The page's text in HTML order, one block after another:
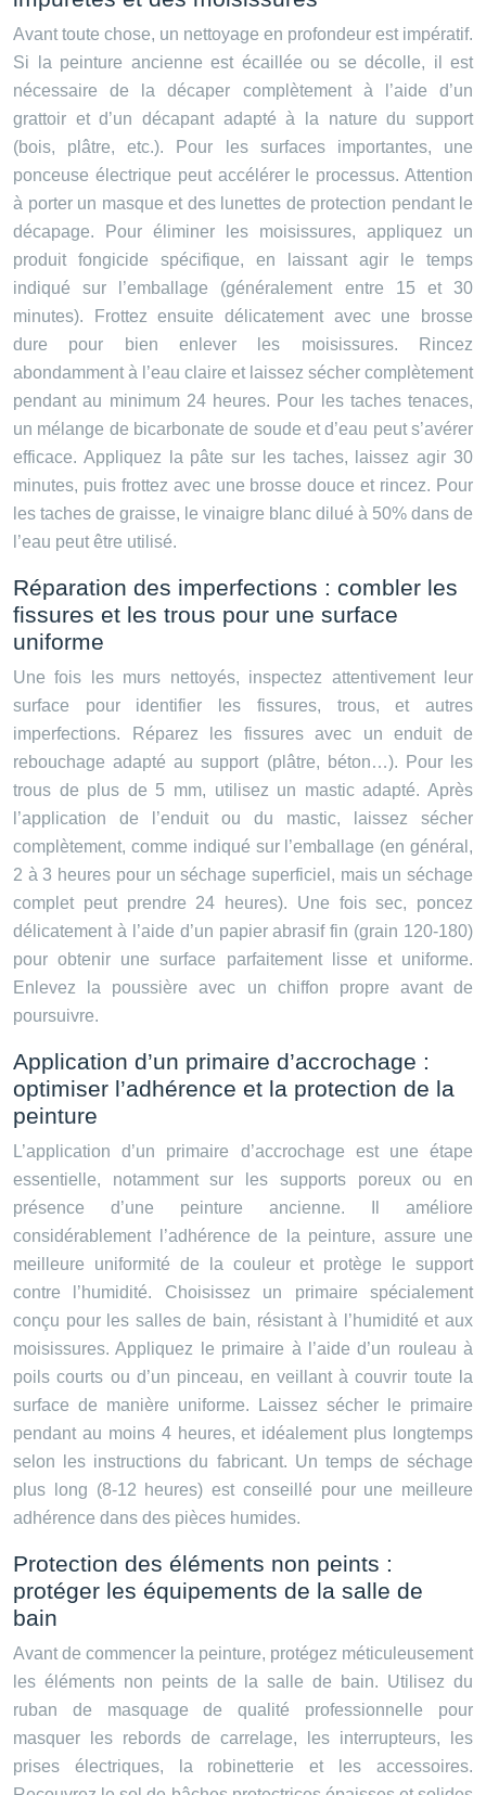
Avant toute chose, un nettoyage en profondeur est impératif.
Si la peinture ancienne est écaillée ou se décolle, il est
nécessaire de la décaper complètement à l’aide d’un
grattoir et d’un décapant adapté à la nature du support
(bois, plâtre, etc.). Pour les surfaces importantes, une
ponceuse électrique peut accélérer le processus. Attention
à porter un masque et des lunettes de protection pendant le
décapage. Pour éliminer les moisissures, appliquez un
produit fongicide spécifique, en laissant agir le temps
indiqué sur l’emballage (généralement entre 15 et 30
minutes). Frottez ensuite délicatement avec une brosse
dure pour bien enlever les moisissures. Rincez
abondamment à l’eau claire et laissez sécher complètement
pendant au minimum 24 heures. Pour les taches tenaces,
un mélange de bicarbonate de soude et d’eau peut s’avérer
efficace. Appliquez la pâte sur les taches, laissez agir 30
minutes, puis frottez avec une brosse douce et rincez. Pour
les taches de graisse, le vinaigre blanc dilué à 50% dans de
l’eau peut être utilisé.
Réparation des imperfections : combler les
fissures et les trous pour une surface
uniforme
Une fois les murs nettoyés, inspectez attentivement leur
surface pour identifier les fissures, trous, et autres
imperfections. Réparez les fissures avec un enduit de
rebouchage adapté au support (plâtre, béton…). Pour les
trous de plus de 5 mm, utilisez un mastic adapté. Après
l’application de l’enduit ou du mastic, laissez sécher
complètement, comme indiqué sur l’emballage (en général,
2 à 3 heures pour un séchage superficiel, mais un séchage
complet peut prendre 24 heures). Une fois sec, poncez
délicatement à l’aide d’un papier abrasif fin (grain 120-180)
pour obtenir une surface parfaitement lisse et uniforme.
Enlevez la poussière avec un chiffon propre avant de
poursuivre.
Application d’un primaire d’accrochage :
optimiser l’adhérence et la protection de la
peinture
L’application d’un primaire d’accrochage est une étape
essentielle, notamment sur les supports poreux ou en
présence d’une peinture ancienne. Il améliore
considérablement l’adhérence de la peinture, assure une
meilleure uniformité de la couleur et protège le support
contre l’humidité. Choisissez un primaire spécialement
conçu pour les salles de bain, résistant à l’humidité et aux
moisissures. Appliquez le primaire à l’aide d’un rouleau à
poils courts ou d’un pinceau, en veillant à couvrir toute la
surface de manière uniforme. Laissez sécher le primaire
pendant au moins 4 heures, et idéalement plus longtemps
selon les instructions du fabricant. Un temps de séchage
plus long (8-12 heures) est conseillé pour une meilleure
adhérence dans des pièces humides.
Protection des éléments non peints :
protéger les équipements de la salle de
bain
Avant de commencer la peinture, protégez méticuleusement
les éléments non peints de la salle de bain. Utilisez du
ruban de masquage de qualité professionnelle pour
masquer les rebords de carrelage, les interrupteurs, les
prises électriques, la robinetterie et les accessoires.